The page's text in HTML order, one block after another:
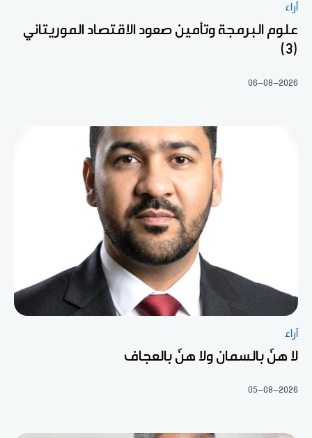
آراء
علوم البرمجة وتأمين صعود الاقتصاد الموريتاني
(3)
06-08-2026
آراء
لا هنّ بالسمان ولا هنّ بالعجاف
05-08-2026